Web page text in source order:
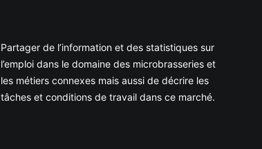
Partager de l’information et des statistiques sur
l’emploi dans le domaine des microbrasseries et
les métiers connexes mais aussi de décrire les
tâches et conditions de travail dans ce marché.